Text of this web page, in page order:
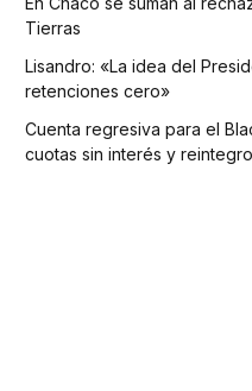
Tierras
Lisandro: «La idea del
retenciones cero»
Cuenta regresiva para el
cuotas sin interés y